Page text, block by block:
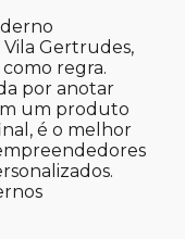
Gertrudes,
regra.
por anotar
um produto
é o melhor